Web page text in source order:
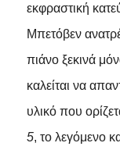
εκφραστική
Μπετόβεν
πιάνο ξεκινά
καλείται να
υλικό που
5, το λεγόμενο